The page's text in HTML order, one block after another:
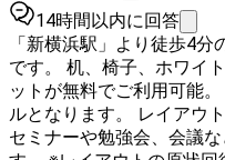
14時間以内に回答
「新横浜駅」より徒歩4
です。 机、椅子、ホワイ
ットが無料でご利用可能。 モニター等、備品は無料レンタ
ルとなります。 レイアウ
セミナーや勉強会、会議